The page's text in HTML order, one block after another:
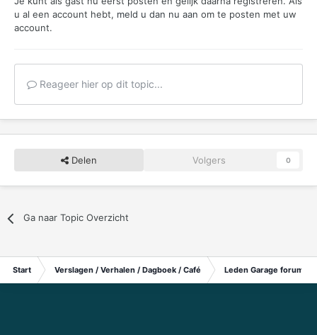
u al een account hebt, meld u dan nu aan om te posten met uw
account.
Reageer hier op dit topic...
Delen Volgers 0
Ga naar Topic Overzicht
Start Verslagen / Verhalen / Dagboek / Café Leden Garage forum